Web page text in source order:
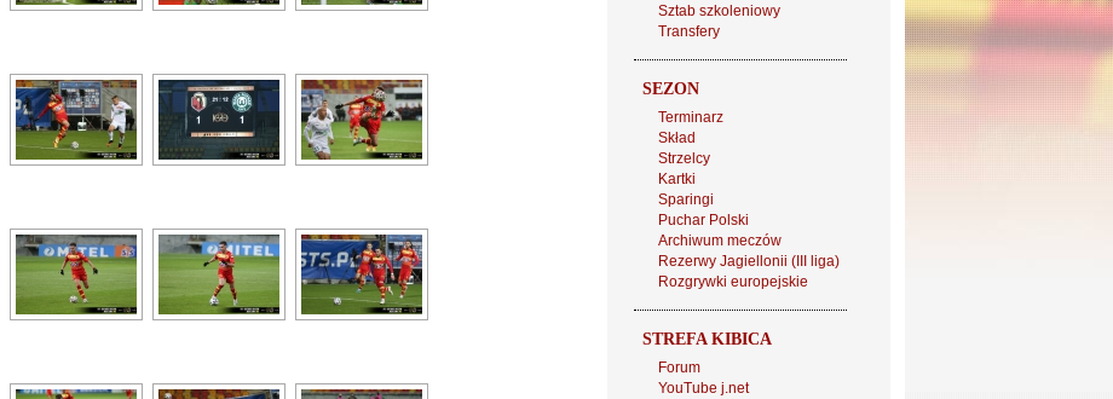
Sztab szkoleniowy
Transfery
SEZON
Terminarz
Skład
Strzelcy
Kartki
Sparingi
Puchar Polski
Archiwum meczów
Rezerwy Jagiellonii (III liga)
Rozgrywki europejskie
STREFA KIBICA
Forum
YouTube j.net